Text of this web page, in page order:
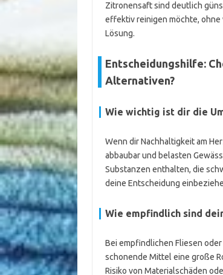
Zitronensaft sind deutlich
effektiv reinigen möchte,
Lösung.
Entscheidungshilfe:
Alternativen?
Wie wichtig ist dir die
Wenn dir Nachhaltigkeit am
abbaubar und belasten
Substanzen enthalten, die
deine Entscheidung
Wie empfindlich sind
Bei empfindlichen Fliesen
schonende Mittel eine große
Risiko von Materialschäden